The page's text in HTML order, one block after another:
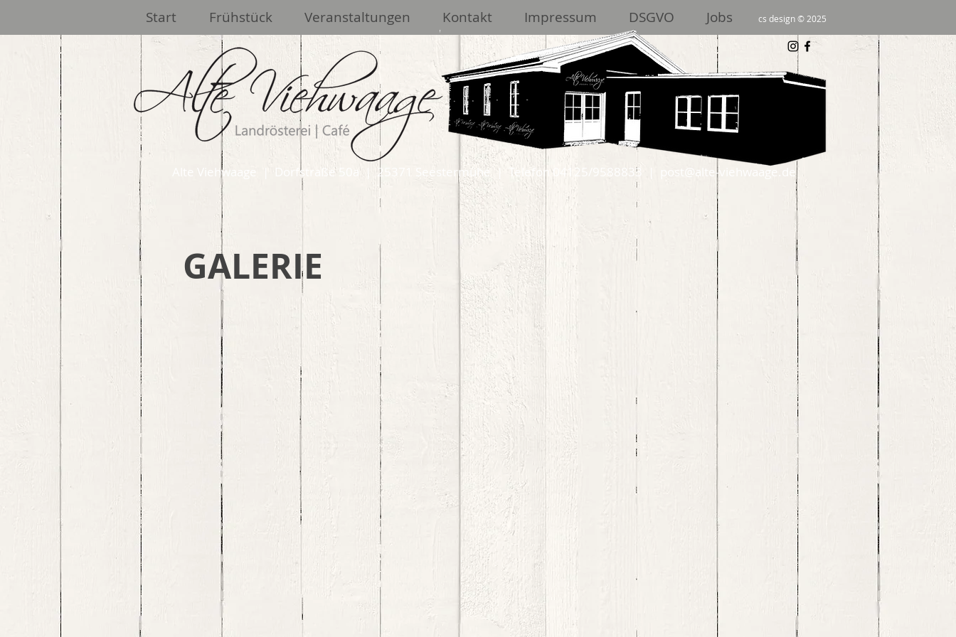
cs design © 2025
Start Frühstück Veranstaltungen Kontakt Impressum DSGVO Jobs
GALERIE
Alte Viehwaage | Dorfstraße 50a | 25371 Seestermühe | Telefon 04125/9588833 | post@alte-viehwaage.de